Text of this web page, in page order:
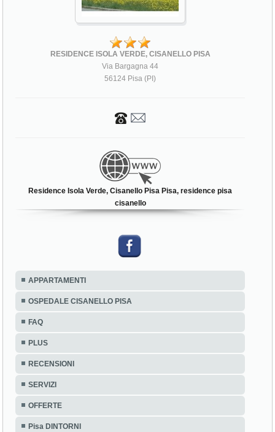
RESIDENCE ISOLA VERDE, CISANELLO PISA
Via Bargagna 44
56124 Pisa (PI)
Residence Isola Verde, Cisanello Pisa Pisa, residence pisa
cisanello
APPARTAMENTI
OSPEDALE CISANELLO PISA
FAQ
PLUS
RECENSIONI
SERVIZI
OFFERTE
Pisa DINTORNI